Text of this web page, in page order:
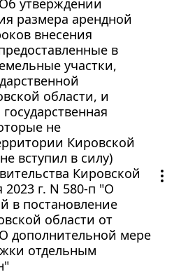
размера арендной
внесения
в
участки,
области, и
не
Кировской
вступил в силу)
Кировской
2023 г. N 580-п "О
в постановление
области от
дополнительной мере
отдельным